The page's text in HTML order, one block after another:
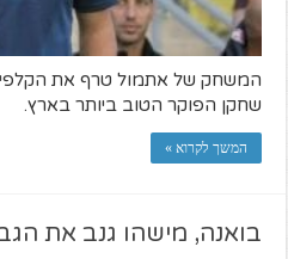
המשחק של אתמול טרף את
שחקן הפוקר הטוב ביותר בארץ.
המשך לקרוא »
בואנה, מישהו גנב את